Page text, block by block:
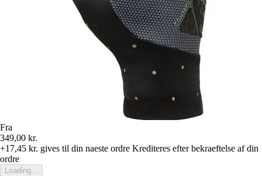
Fra
349,00 kr.
+17,45 kr. gives til din naeste ordre Krediteres efter bekraeftelse af din
ordre
Loading...